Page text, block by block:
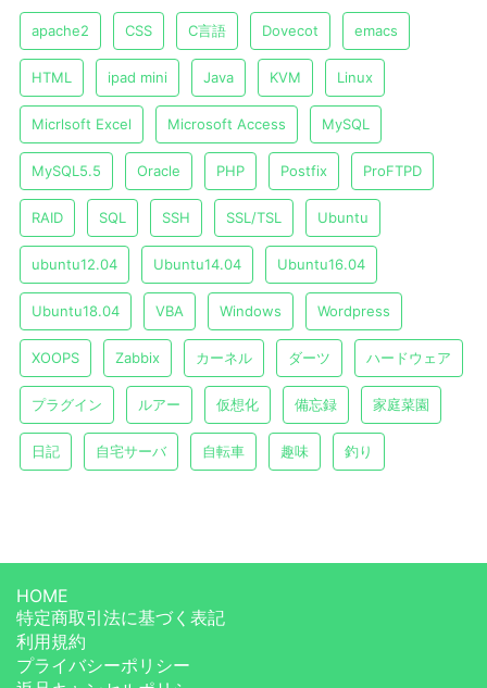
apache2 CSS C言語 Dovecot emacs
HTML ipad mini Java KVM Linux
Micrlsoft Excel Microsoft Access MySQL
MySQL5.5 Oracle PHP Postfix ProFTPD
RAID SQL SSH SSL/TSL Ubuntu
ubuntu12.04 Ubuntu14.04 Ubuntu16.04
Ubuntu18.04 VBA Windows Wordpress
XOOPS Zabbix カーネル ダーツ ハードウェア
プラグイン ルアー 仮想化 備忘録 家庭菜園
日記 自宅サーバ 自転車 趣味 釣り
HOME
特定商取引法に基づく表記
利用規約
プライバシーポリシー